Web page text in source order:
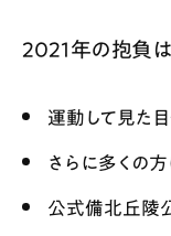
2021年の抱負は
運動して見た
さらに多くの
公式備北丘陵公